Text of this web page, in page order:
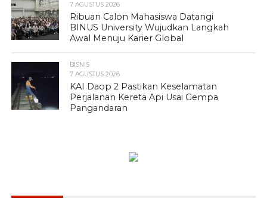
7 AGUSTUS 2026
Ribuan Calon Mahasiswa Datangi
BINUS University Wujudkan Langkah
Awal Menuju Karier Global
BISNIS
7 AGUSTUS 2026
KAI Daop 2 Pastikan Keselamatan
Perjalanan Kereta Api Usai Gempa
Pangandaran